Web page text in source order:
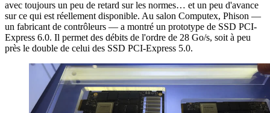
avec toujours un peu de retard sur les normes… et un peu d'avance
sur ce qui est réellement disponible. Au salon Computex, Phison —
un fabricant de contrôleurs — a montré un prototype de SSD PCI-
Express 6.0. Il permet des débits de l'ordre de 28 Go/s, soit à peu
près le double de celui des SSD PCI-Express 5.0.